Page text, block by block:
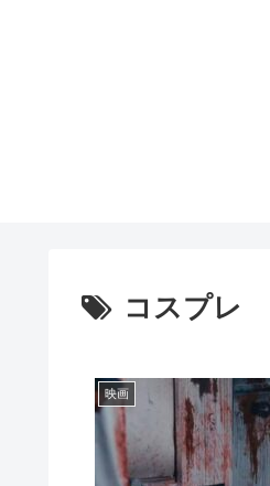
コスプレ
映画